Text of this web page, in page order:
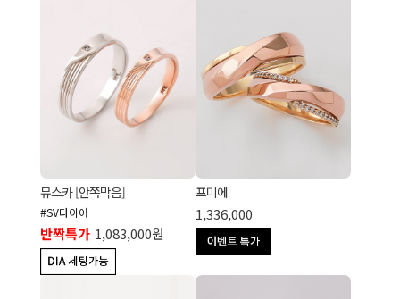
뮤스카 [안쪽막음]
#SV다이아
반짝특가 1,083,000원
프미에
1,336,000